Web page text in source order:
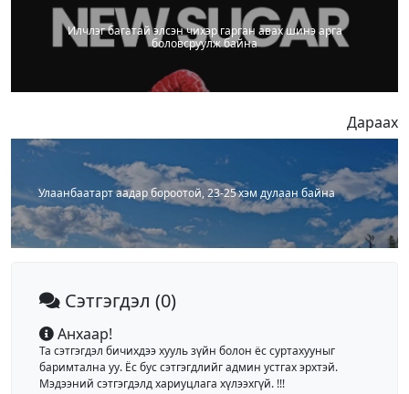
Илчлэг багатай элсэн чихэр гарган авах шинэ арга
боловсруулж байна
Дараах
Улаанбаатарт аадар бороотой, 23-25 хэм дулаан байна
Сэтгэгдэл (0)
Анхаар!
Та сэтгэгдэл бичихдээ хууль зүйн болон ёс суртахууныг
баримтална уу. Ёс бус сэтгэгдлийг админ устгах эрхтэй.
Мэдээний сэтгэгдэлд хариуцлага хүлээхгүй. !!!